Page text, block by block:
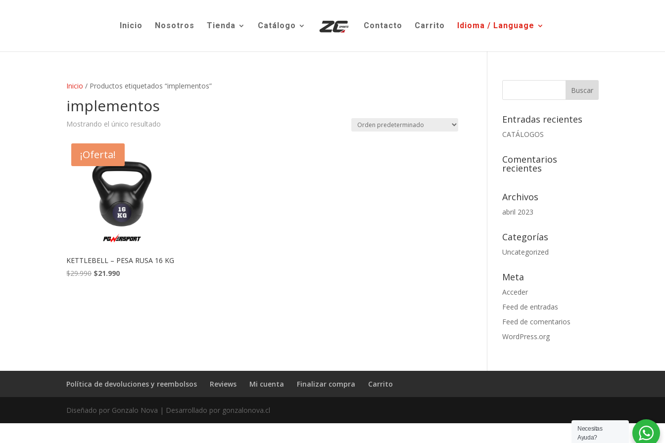
Inicio Nosotros Tienda Catálogo Contacto Carrito Idioma / Language
Inicio / Productos etiquetados “implementos”
implementos
Mostrando el único resultado
¡Oferta!
KETTLEBELL – PESA RUSA 16 KG
$29.990 El
$21.990El
Entradas recientes
CATÁLOGOS
Comentarios
recientes
Archivos
abril 2023
Categorías
Uncategorized
Meta
Acceder
Feed de entradas
Feed de comentarios
WordPress.org
Política de devoluciones y reembolsos Reviews Mi cuenta Finalizar compra Carrito
Diseñado por Gonzalo Nova | Desarrollado por gonzalonova.cl
Necesitas
Ayuda?